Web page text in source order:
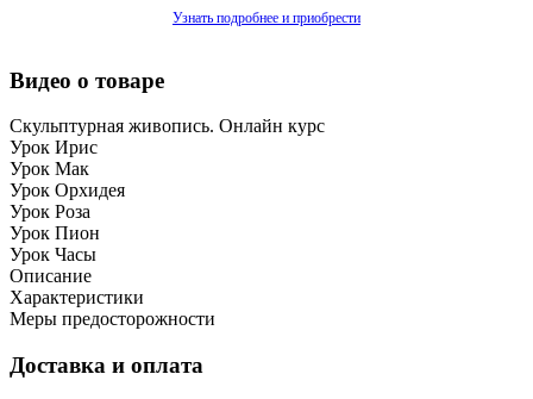
Узнать подробнее и приобрести
Видео о товаре
Скульптурная живопись. Онлайн курс
Урок Ирис
Урок Мак
Урок Орхидея
Урок Роза
Урок Пион
Урок Часы
Описание
Характеристики
Меры предосторожности
Доставка и оплата